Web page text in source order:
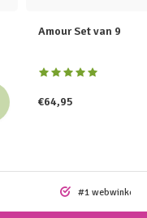
Amour Set van 9
€64,95
#1 webwinkel